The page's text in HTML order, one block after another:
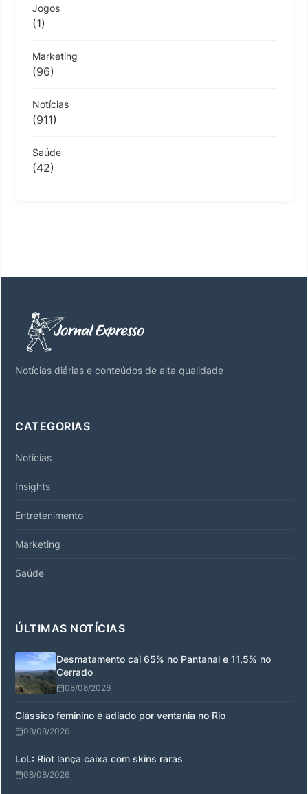
Jogos
(1)
Marketing
(96)
Notícias
(911)
Saúde
(42)
Notícias diárias e conteúdos de alta qualidade
CATEGORIAS
Notícias
Insights
Entretenimento
Marketing
Saúde
ÚLTIMAS NOTÍCIAS
Desmatamento cai 65% no Pantanal e 11,5% no
Cerrado
08/08/2026
Clássico feminino é adiado por ventania no Rio
08/08/2026
LoL: Riot lança caixa com skins raras
08/08/2026